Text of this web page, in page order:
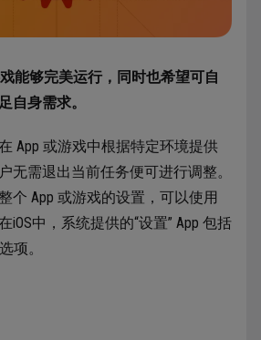
能够完美运行，同时也希望可自
自身需求。
App 或游戏中根据特定环境提供
无需退出当前任务便可进行调整。
个 App 或游戏的设置，可以使用
iOS中，系统提供的“设置” App 包括
项。